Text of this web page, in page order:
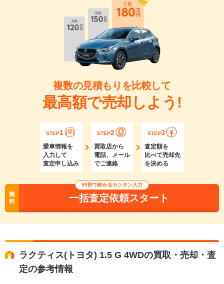
複数の見積もりを比較して
最高額で売却しよう!
STEP1
愛車情報を
入力して
査定申し込み
STEP2
買取店から
電話、メール
でご連絡
STEP3
査定額を
比べて売却先
を決める
無
料
90秒で終わるカンタン入力
一括査定依頼スタート
ラクティス(トヨタ) 1.5 G 4WDの買取・売却・査
定の参考情報